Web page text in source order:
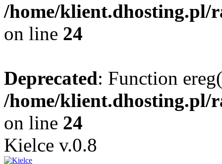
/home/klient.dhosting.pl/
on line 24
Deprecated: Function
/home/klient.dhosting.pl/
on line 24
Kielce v.0.8